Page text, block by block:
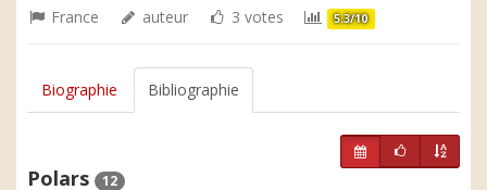
France auteur 3 votes 5.3/10
Biographie Bibliographie
Polars 12